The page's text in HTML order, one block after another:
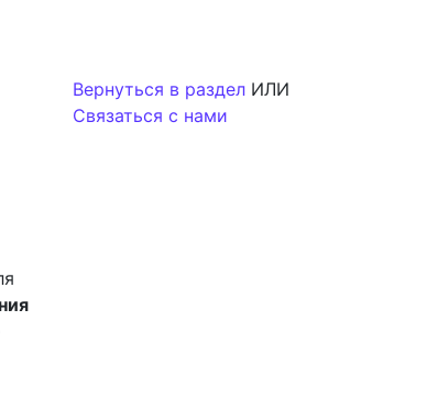
Вернуться в раздел ИЛИ
Связаться с нами